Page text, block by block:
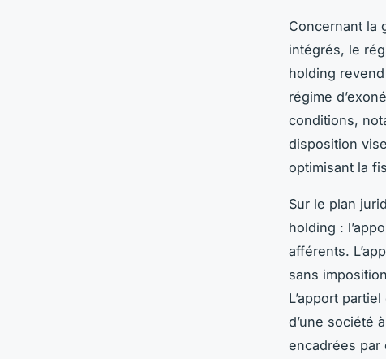
Concernant la
intégrés, le
holding
régime
conditions,
disposition
optimisant la
Sur le plan
holding :
afférents.
sans
L’apport
d’une société
encadrées par